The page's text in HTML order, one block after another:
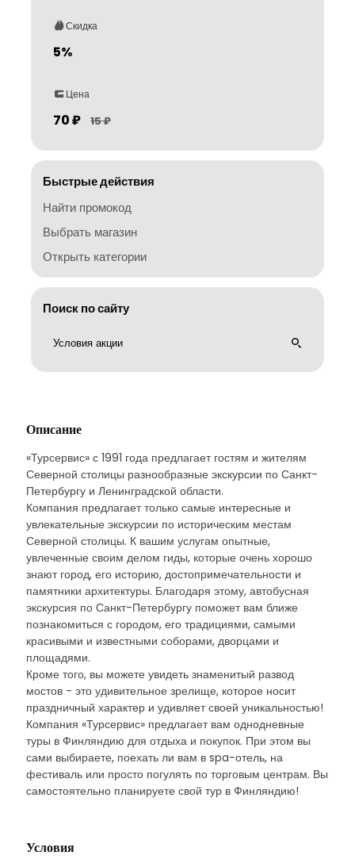
Скидка
5%
Цена
70 ₽ 15 ₽
Быстрые действия
Найти промокод
Выбрать магазин
Открыть категории
Поиск по сайту
Описание
«Турсервис» с 1991 года предлагает гостям и жителям
Северной столицы разнообразные экскурсии по Санкт-
Петербургу и Ленинградской области.
Компания предлагает только самые интересные и
увлекательные экскурсии по историческим местам
Северной столицы. К вашим услугам опытные,
увлеченные своим делом гиды, которые очень хорошо
знают город, его историю, достопримечательности и
памятники архитектуры. Благодаря этому, автобусная
экскурсия по Санкт-Петербургу поможет вам ближе
познакомиться с городом, его традициями, самыми
красивыми и известными соборами, дворцами и
площадями.
Кроме того, вы можете увидеть знаменитый развод
мостов - это удивительное зрелище, которое носит
праздничный характер и удивляет своей уникальностью!
Компания «Турсервис» предлагает вам однодневные
туры в Финляндию для отдыха и покупок. При этом вы
сами выбираете, поехать ли вам в spa-отель, на
фестиваль или просто погулять по торговым центрам. Вы
самостоятельно планируете свой тур в Финляндию!
Условия